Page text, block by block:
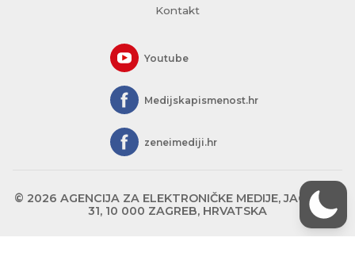
Kontakt
Youtube
Medijskapismenost.hr
zeneimediji.hr
© 2026 AGENCIJA ZA ELEKTRONIČKE MEDIJE, JAGIĆEVA
31, 10 000 ZAGREB, HRVATSKA